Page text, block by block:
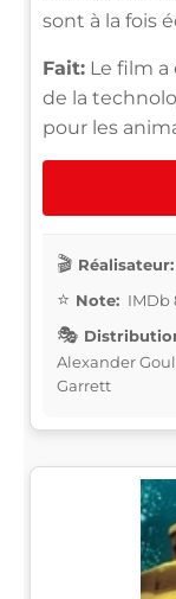
sont à la fois
Fait: Le film
de la
pour les
Réalisateur:
Note: IMDb
Alexander
Garrett